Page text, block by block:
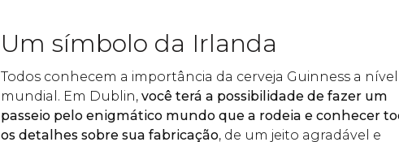
Um símbolo da Irlanda
Todos conhecem a importância da cerveja Guinness a nível
mundial. Em Dublin, você terá a possibilidade de fazer um
passeio pelo enigmático mundo que a rodeia e conhecer
os detalhes sobre sua fabricação, de um jeito agradável e